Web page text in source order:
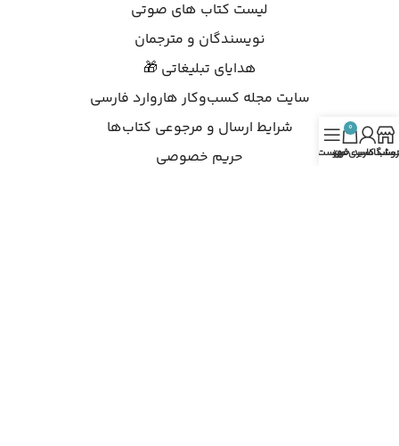
لیست کتاب های صوتی
نویسندگان و مترجمان
هدایای تبلیغاتی 🎁
سایت مجله کسب‌وکار هاروارد فارسی
شرایط ارسال و مرجوعی کتاب‌ها
حریم خصوصی
کاربری من
0
سبد خرید
فهرست